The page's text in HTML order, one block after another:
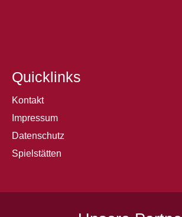
Quicklinks
Kontakt
Impressum
Datenschutz
Spielstätten